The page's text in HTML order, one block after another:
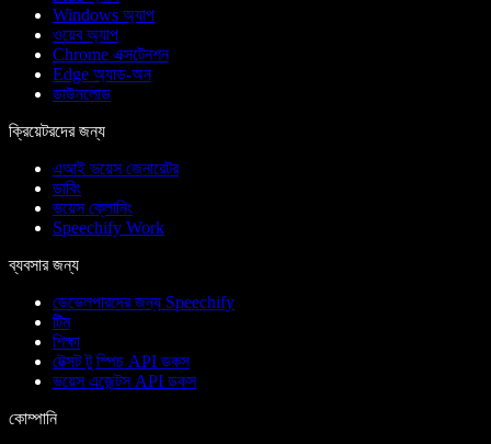
Windows অ্যাপ
ওয়েব অ্যাপ
Chrome এক্সটেনশন
Edge অ্যাড-অন
ডাউনলোড
ক্রিয়েটরদের জন্য
এআই ভয়েস জেনারেটর
ডাবিং
ভয়েস ক্লোনিং
Speechify Work
ব্যবসার জন্য
ডেভেলপারদের জন্য Speechify
টিম
শিক্ষা
টেক্সট টু স্পিচ API ডকস
ভয়েস এজেন্টস API ডকস
কোম্পানি